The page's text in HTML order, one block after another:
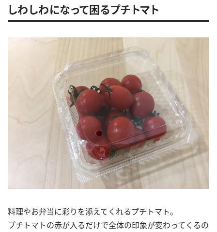
しわしわになって困るプチトマト
料理やお弁当に彩りを添えてくれるプチトマト。
プチトマトの赤が入るだけで全体の印象が変わってくるの